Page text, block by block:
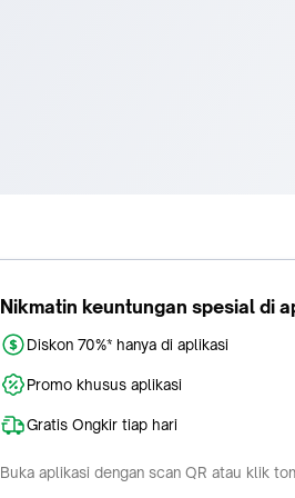
Nikmatin keuntungan spesial di
Diskon 70%* hanya di aplikasi
Promo khusus aplikasi
Gratis Ongkir tiap hari
Buka aplikasi dengan scan QR atau klik